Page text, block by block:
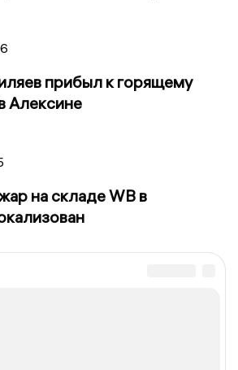
прибыл к горящему
Алексине
на складе WB в